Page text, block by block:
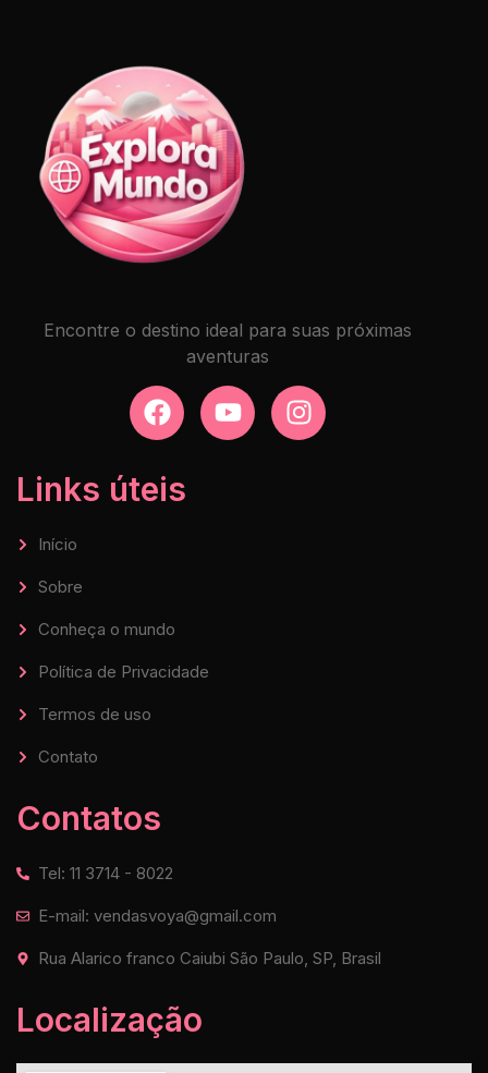
Encontre o destino ideal para suas próximas
aventuras
Links úteis
Início
Sobre
Conheça o mundo
Política de Privacidade
Termos de uso
Contato
Contatos
Tel: 11 3714 - 8022
E-mail: vendasvoya@gmail.com
Rua Alarico franco Caiubi São Paulo, SP, Brasil
Localização